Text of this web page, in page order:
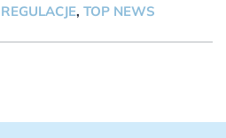
REGULACJE, TOP NEWS